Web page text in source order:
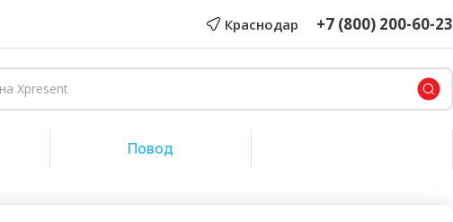
Краснодар +7 (800) 200-60-23
Повод